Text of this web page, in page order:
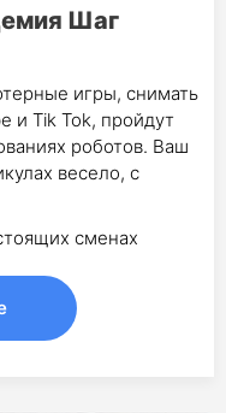
Шаг
игры, снимать
и Tik Tok, пройдут
роботов. Ваш
весело, с
сменах